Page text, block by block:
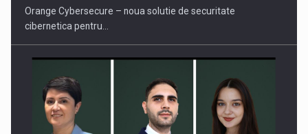
Orange Cybersecure – noua solutie de securitate
cibernetica pentru…